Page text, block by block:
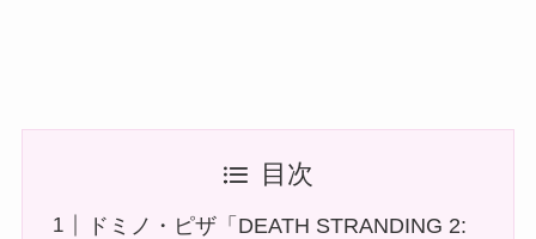
目次
ドミノ・ピザ「DEATH STRANDING 2: